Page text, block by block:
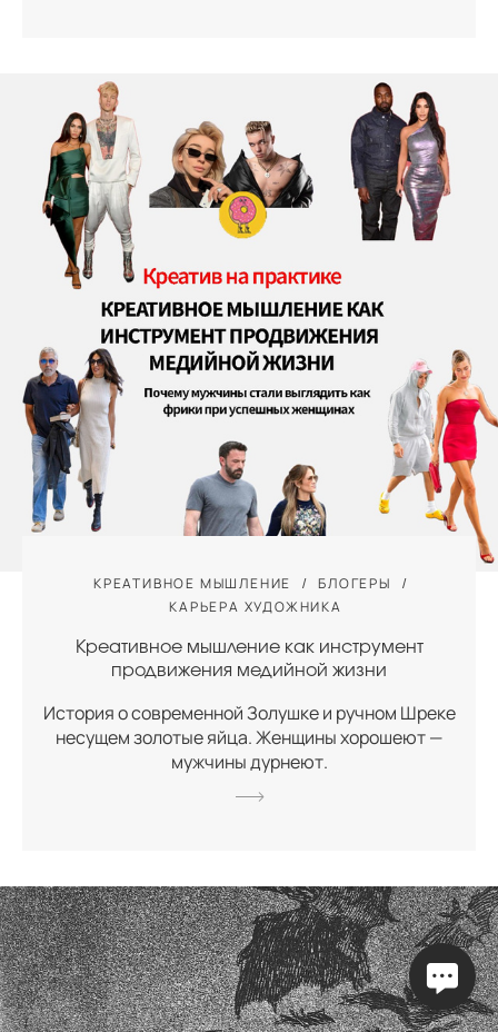
КРЕАТИВНОЕ МЫШЛЕНИЕ
БЛОГЕРЫ
КАРЬЕРА ХУДОЖНИКА
Креативное мышление как инструмент
продвижения медийной жизни
История о современной Золушке и ручном Шреке
несущем золотые яйца. Женщины хорошеют —
мужчины дурнеют.